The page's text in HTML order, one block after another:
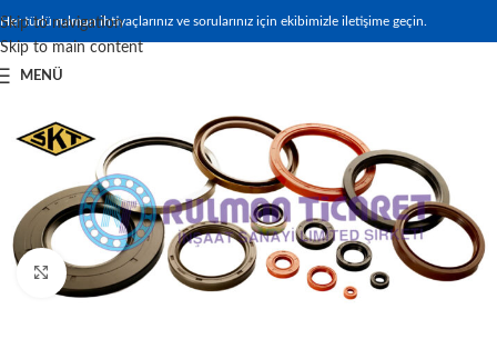
Skip to navigation
Skip to main content
Her türlü rulman ihtiyaçlarınız ve sorularınız için ekibimizle iletişime geçin.
MENÜ
Büyütmek için tıklayın